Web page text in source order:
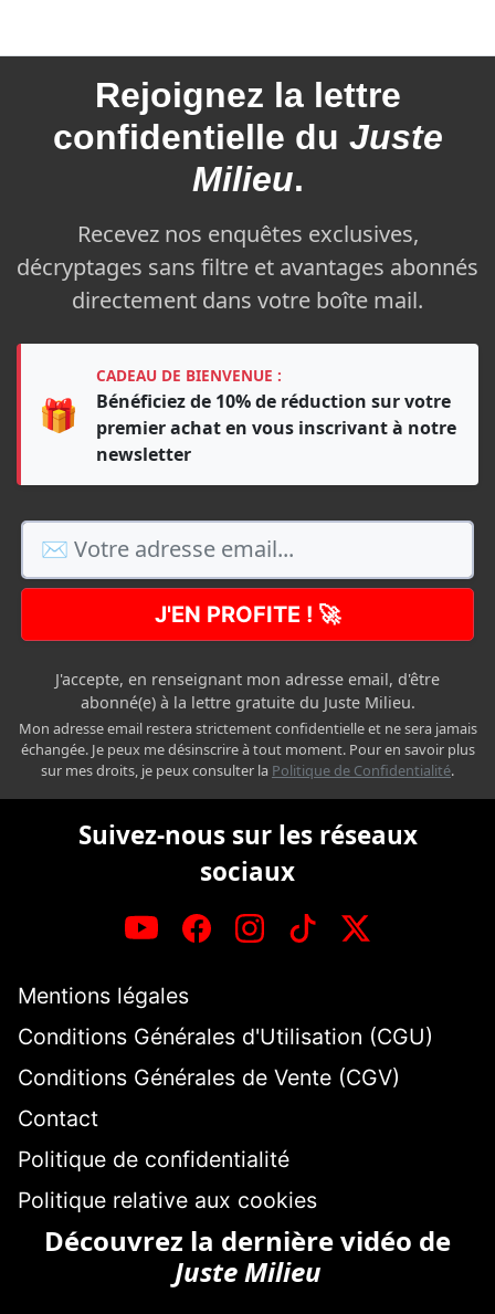
Rejoignez la lettre
confidentielle du Juste
Milieu.
Recevez nos enquêtes exclusives,
décryptages sans filtre et avantages abonnés
directement dans votre boîte mail.
🎁
CADEAU DE BIENVENUE :
Bénéficiez de 10% de réduction sur votre
premier achat en vous inscrivant à notre
newsletter
J'EN PROFITE ! 🚀
J'accepte, en renseignant mon adresse email, d'être
abonné(e) à la lettre gratuite du Juste Milieu.
Mon adresse email restera strictement confidentielle et ne sera jamais
échangée. Je peux me désinscrire à tout moment. Pour en savoir plus
sur mes droits, je peux consulter la Politique de Confidentialité.
Suivez-nous sur les réseaux
sociaux
Mentions légales
Conditions Générales d'Utilisation (CGU)
Conditions Générales de Vente (CGV)
Contact
Politique de confidentialité
Politique relative aux cookies
Découvrez la dernière vidéo de
Juste Milieu